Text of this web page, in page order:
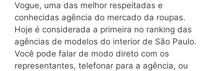
Vogue, uma das melhor respeitadas e
conhecidas agência do mercado da roupas.
Hoje é considerada a primeira no ranking das
agências de modelos do interior de São Paulo.
Você pode falar de modo direto com os
representantes, telefonar para a agência, ou